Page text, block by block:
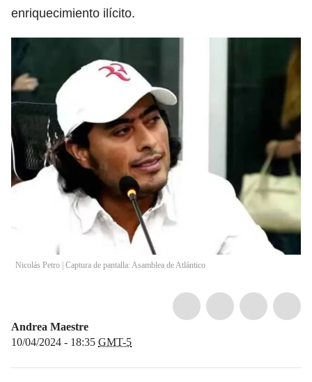
enriquecimiento ilícito.
Nicolás Petro | Captura de pantalla: Asamblea de Atlántico
Andrea Maestre
10/04/2024 - 18:35 GMT-5